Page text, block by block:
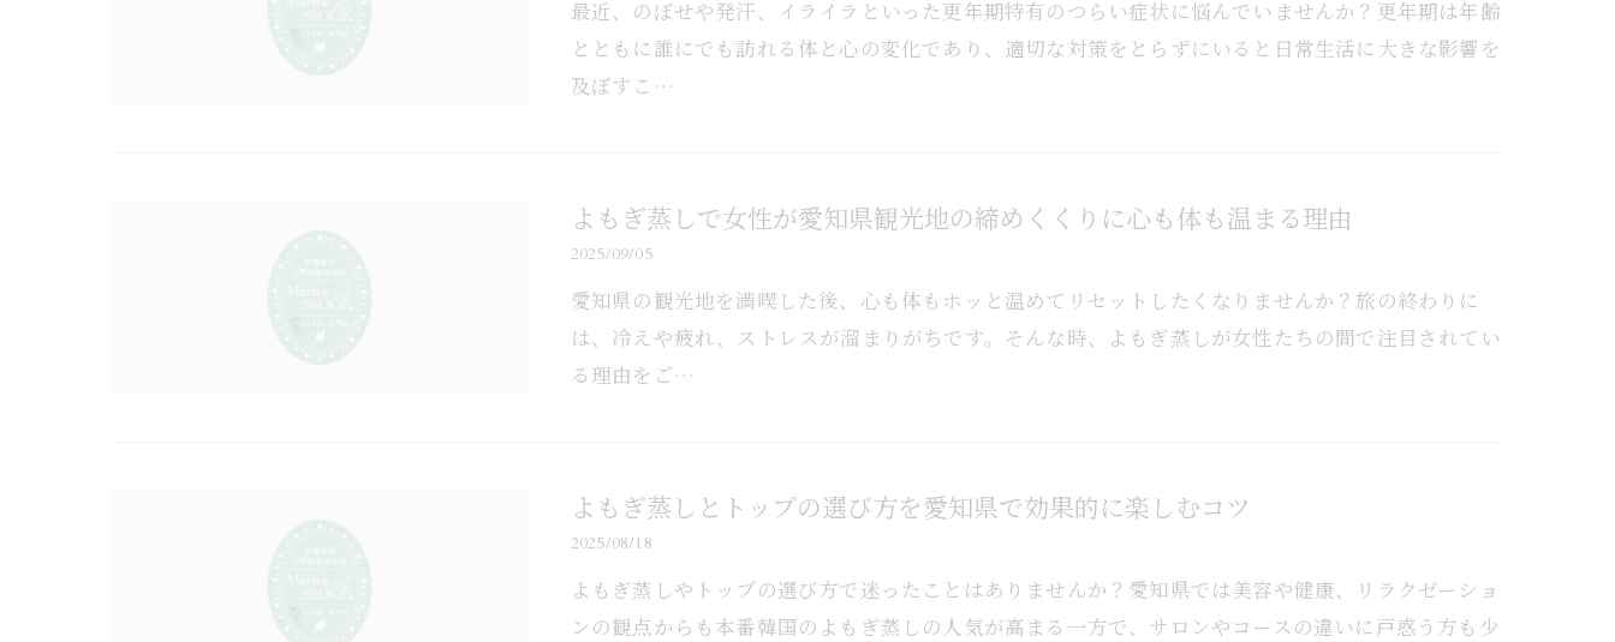
最近、のぼせや発汗、イライラといった更年期特有のつらい症状に悩んでいませんか？更年期は年齢
とともに誰にでも訪れる体と心の変化であり、適切な対策をとらずにいると日常生活に大きな影響を
及ぼすこ…
よもぎ蒸しで女性が愛知県観光地の締めくくりに心も体も温まる理由
2025/09/05
愛知県の観光地を満喫した後、心も体もホッと温めてリセットしたくなりませんか？旅の終わりに
は、冷えや疲れ、ストレスが溜まりがちです。そんな時、よもぎ蒸しが女性たちの間で注目されてい
る理由をご…
よもぎ蒸しとトップの選び方を愛知県で効果的に楽しむコツ
2025/08/18
よもぎ蒸しやトップの選び方で迷ったことはありませんか？愛知県では美容や健康、リラクゼーショ
ンの観点からも本番韓国のよもぎ蒸しの人気が高まる一方で、サロンやコースの違いに戸惑う方も少